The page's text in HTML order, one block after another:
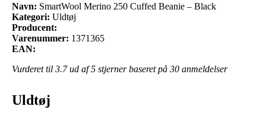
Navn: SmartWool Merino 250 Cuffed Beanie – Black
Kategori: Uldtøj
Producent:
Varenummer: 1371365
EAN:
Vurderet til 3.7ud af 5 stjerner baseret på 30 anmeldelser
Uldtøj